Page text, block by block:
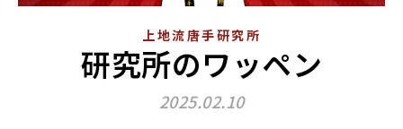
上地流唐手研究所
研究所のワッペン
2025.02.10